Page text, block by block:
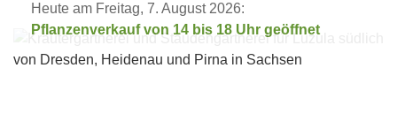
Heute am Freitag, 7. August 2026:
Pflanzenverkauf von 14 bis 18 Uhr geöffnet